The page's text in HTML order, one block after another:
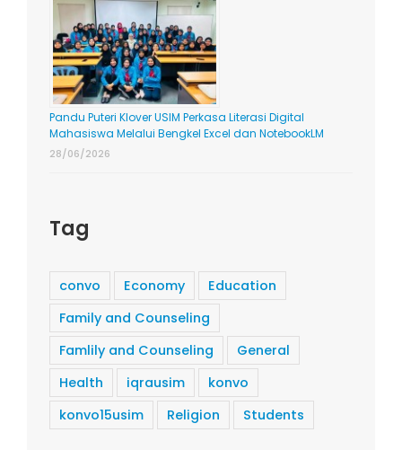
Pandu Puteri Klover USIM Perkasa Literasi Digital
Mahasiswa Melalui Bengkel Excel dan NotebookLM
28/06/2026
Tag
convo Economy
Education
Family and Counseling
Famlily and Counseling
General
Health
iqrausim
konvo
konvo15usim
Religion Students